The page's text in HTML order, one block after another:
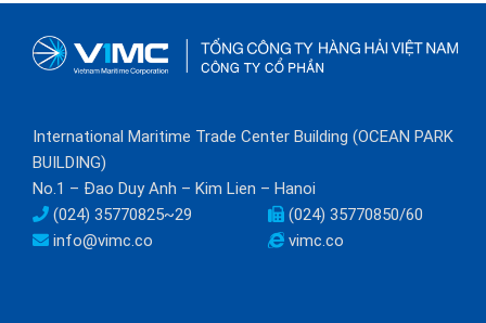
International Maritime Trade Center Building (OCEAN PARK
BUILDING)
No.1 – Đao Duy Anh – Kim Lien – Hanoi
(024) 35770825~29
(024) 35770850/60
info@vimc.co
vimc.co